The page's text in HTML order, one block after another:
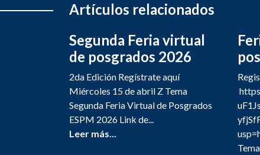
Artículos relacionados
Segunda Feria virtual
de posgrados 2026
2da Edición Regístrate aquí
Miércoles 15 de abril Z Tema
Segunda Feria Virtual de Posgrados
ESPM 2026 Link de...
Leer más...